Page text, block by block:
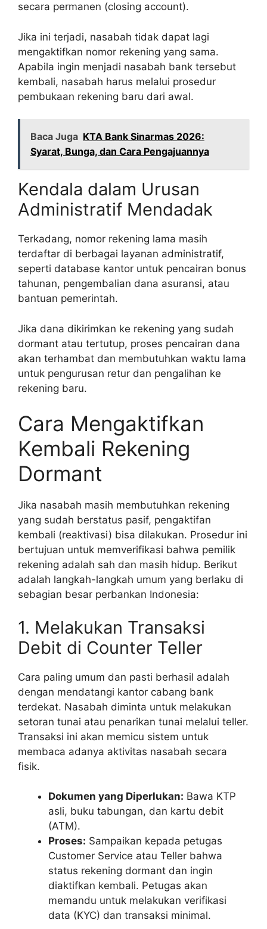
secara permanen (closing account).
Jika ini terjadi, nasabah tidak dapat lagi
mengaktifkan nomor rekening yang sama.
Apabila ingin menjadi nasabah bank tersebut
kembali, nasabah harus melalui prosedur
pembukaan rekening baru dari awal.
Baca Juga KTA Bank Sinarmas 2026:
Syarat, Bunga, dan Cara Pengajuannya
Kendala dalam Urusan
Administratif Mendadak
Terkadang, nomor rekening lama masih
terdaftar di berbagai layanan administratif,
seperti database kantor untuk pencairan bonus
tahunan, pengembalian dana asuransi, atau
bantuan pemerintah.
Jika dana dikirimkan ke rekening yang sudah
dormant atau tertutup, proses pencairan dana
akan terhambat dan membutuhkan waktu lama
untuk pengurusan retur dan pengalihan ke
rekening baru.
Cara Mengaktifkan
Kembali Rekening
Dormant
Jika nasabah masih membutuhkan rekening
yang sudah berstatus pasif, pengaktifan
kembali (reaktivasi) bisa dilakukan. Prosedur ini
bertujuan untuk memverifikasi bahwa pemilik
rekening adalah sah dan masih hidup. Berikut
adalah langkah-langkah umum yang berlaku di
sebagian besar perbankan Indonesia:
1. Melakukan Transaksi
Debit di Counter Teller
Cara paling umum dan pasti berhasil adalah
dengan mendatangi kantor cabang bank
terdekat. Nasabah diminta untuk melakukan
setoran tunai atau penarikan tunai melalui teller.
Transaksi ini akan memicu sistem untuk
membaca adanya aktivitas nasabah secara
fisik.
Dokumen yang Diperlukan: Bawa KTP
asli, buku tabungan, dan kartu debit
(ATM).
Proses: Sampaikan kepada petugas
Customer Service atau Teller bahwa
status rekening dormant dan ingin
diaktifkan kembali. Petugas akan
memandu untuk melakukan verifikasi
data (KYC) dan transaksi minimal.